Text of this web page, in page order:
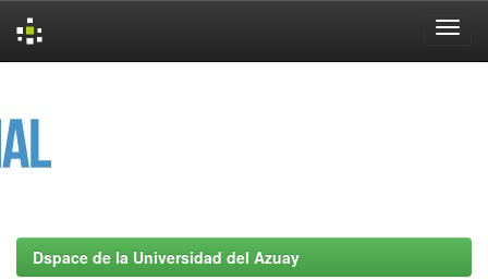
Dspace de la Universidad del Azuay